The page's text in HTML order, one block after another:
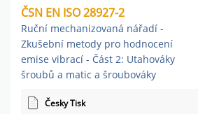
ČSN EN ISO 28927-2
Ruční mechanizovaná nářadí -
Zkušební metody pro hodnocení
emise vibrací - Část 2: Utahováky
šroubů a matic a šroubováky
Česky Tisk